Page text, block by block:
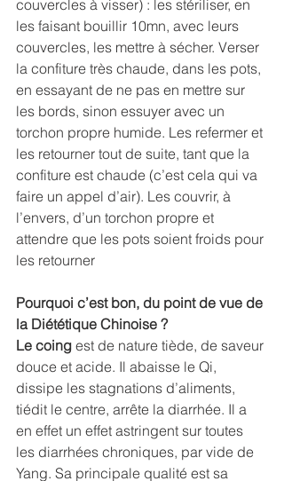
couvercles à visser) : les stériliser, en
les faisant bouillir 10mn, avec leurs
couvercles, les mettre à sécher. Verser
la confiture très chaude, dans les pots,
en essayant de ne pas en mettre sur
les bords, sinon essuyer avec un
torchon propre humide. Les refermer et
les retourner tout de suite, tant que la
confiture est chaude (c’est cela qui va
faire un appel d’air). Les couvrir, à
l’envers, d’un torchon propre et
attendre que les pots soient froids pour
les retourner
Pourquoi c’est bon, du point de vue de
la Diététique Chinoise ?
Le coing est de nature tiède, de saveur
douce et acide. Il abaisse le Qi,
dissipe les stagnations d’aliments,
tiédit le centre, arrête la diarrhée. Il a
en effet un effet astringent sur toutes
les diarrhées chroniques, par vide de
Yang. Sa principale qualité est sa